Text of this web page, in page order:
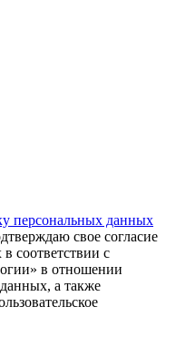
персональных данных
свое согласие
соответствии с
в отношении
а также